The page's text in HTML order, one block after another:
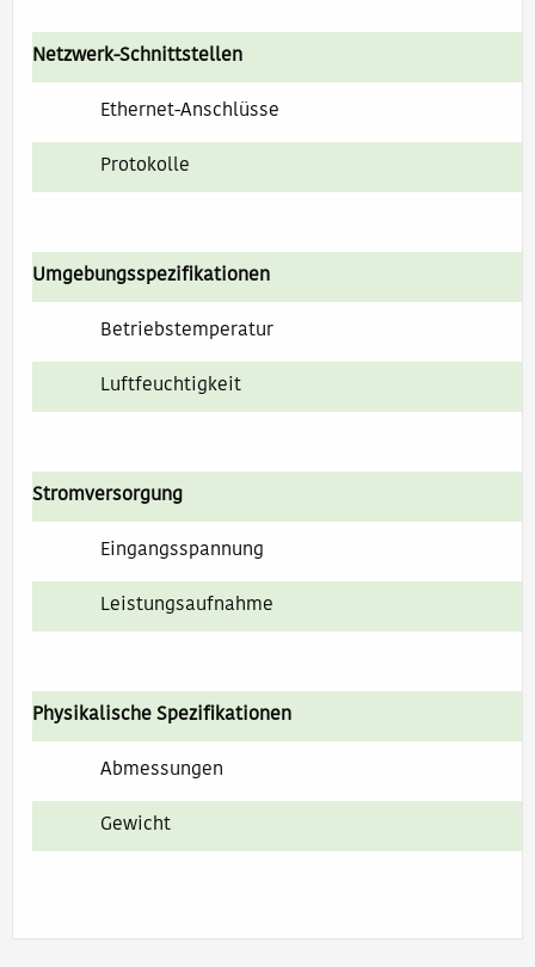
Netzwerk-Schnittstellen
Ethernet-Anschlüsse
Protokolle
Umgebungsspezifikationen
Betriebstemperatur
Luftfeuchtigkeit
Stromversorgung
Eingangsspannung
Leistungsaufnahme
Physikalische Spezifikationen
Abmessungen
Gewicht